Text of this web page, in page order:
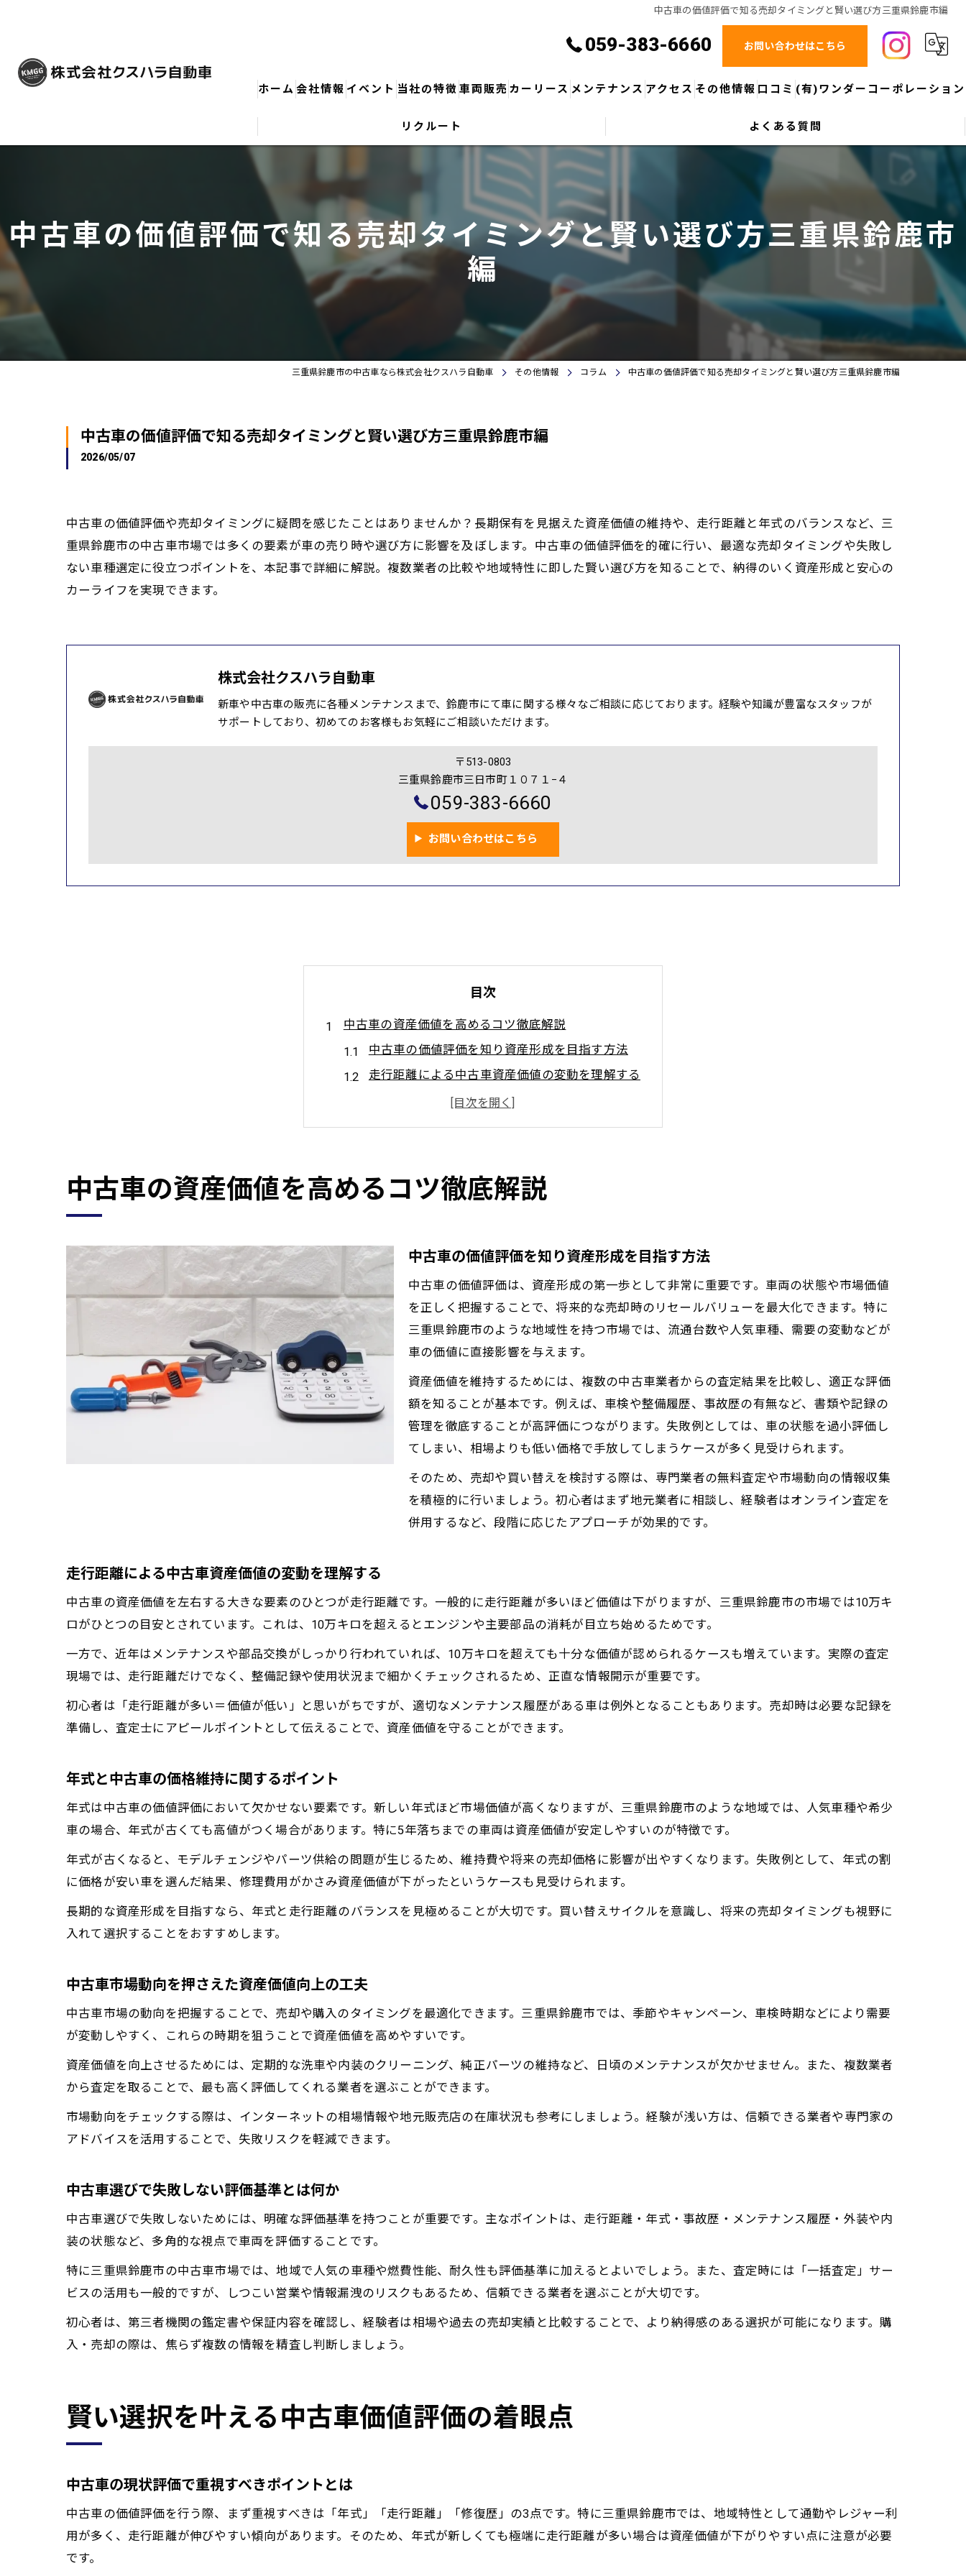
中古車の価値評価で知る売却タイミングと賢い選び方三重県鈴鹿市編
059-383-6660 お問い合わせはこちら
ホーム 会社情報 イベント 当社の特徴
保険
車検
鈑金
車両販売 カーリース メンテナンス アクセス
グループ紹介：KMG BPセンター(鈑金塗装総事業部)
その他情報
スマートフォンアプリについてのご案内
モータースポーツ応援
所有権解除についてのご案内
口コミ (有)ワンダーコーポレーション
アップガレージ鈴鹿店
アップガレージ桑名店
アップガレージ東近江店
iPhone修理アイサポ四日市店
リクルート よくある質問
中古車の価値評価で知る売却タイミングと賢い選び方三重県鈴鹿市
編
三重県鈴鹿市の中古車なら株式会社クスハラ自動車 その他情報 コラム 中古車の価値評価で知る売却タイミングと賢い選び方三重県鈴鹿市編
中古車の価値評価で知る売却タイミングと賢い選び方三重県鈴鹿市編
2026/05/07
中古車の価値評価や売却タイミングに疑問を感じたことはありませんか？長期保有を見据えた資産価値の維持や、走行距離と年式のバランスなど、三
重県鈴鹿市の中古車市場では多くの要素が車の売り時や選び方に影響を及ぼします。中古車の価値評価を的確に行い、最適な売却タイミングや失敗し
ない車種選定に役立つポイントを、本記事で詳細に解説。複数業者の比較や地域特性に即した賢い選び方を知ることで、納得のいく資産形成と安心の
カーライフを実現できます。
株式会社クスハラ自動車
新車や中古車の販売に各種メンテナンスまで、鈴鹿市にて車に関する様々なご相談に応じております。経験や知識が豊富なスタッフが
サポートしており、初めてのお客様もお気軽にご相談いただけます。
〒513-0803
三重県鈴鹿市三日市町１０７１−４
059-383-6660
お問い合わせはこちら
目次
中古車の資産価値を高めるコツ徹底解説
中古車の価値評価を知り資産形成を目指す方法
走行距離による中古車資産価値の変動を理解する
年式と中古車の価格維持に関するポイント
中古車市場動向を押さえた資産価値向上の工夫
賢い選択を叶える中古車価値評価の着眼点
中古車の現状評価で重視すべきポイントとは
評価基準から見る賢い中古車の選び方の秘訣
中古車の価値を左右する装備とグレードの違い
中古車価値評価で押さえるべき最新トレンド
売却タイミングを見極める中古車の真価とは
中古車売却のベストタイミングを見極める方法
走行距離と年式で分かる中古車売却時期の目安
中古車の価値維持に役立つ売却戦略を紹介
市場相場を活用した中古車売却の判断基準
中古車の価値が高いうちに売るためのポイント
価値を維持しやすい中古車選びの秘訣を公開
中古車選びで資産価値を守るための工夫
値落ちしにくい中古車の共通点を徹底分析
長期保有視点で中古車を選ぶ際の注意点
中古車の価値維持に役立つ保管やメンテ術
走行距離と年式が左右する中古車の実力
中古車の実力を知る走行距離と年式の関係
年式ごとの中古車価値変動を正しく理解する
走行距離別に見る中古車の寿命と売却判断
中古車価値に影響する走行距離の目安とは
中古車選びで押さえたい鈴鹿市の市場特性
中古車の価値評価で地域特性を活用する方法
鈴鹿市で賢く中古車売買するためのポイント
中古車売却時に利用したい査定比較のコツ
地元業者と中古車価値最大化の交渉テクニック
中古車の資産価値を高めるコツ徹底解説
中古車の価値評価を知り資産形成を目指す方法
中古車の価値評価は、資産形成の第一歩として非常に重要です。車両の状態や市場価値
を正しく把握することで、将来的な売却時のリセールバリューを最大化できます。特に
三重県鈴鹿市のような地域性を持つ市場では、流通台数や人気車種、需要の変動などが
車の価値に直接影響を与えます。
資産価値を維持するためには、複数の中古車業者からの査定結果を比較し、適正な評価
額を知ることが基本です。例えば、車検や整備履歴、事故歴の有無など、書類や記録の
管理を徹底することが高評価につながります。失敗例としては、車の状態を過小評価し
てしまい、相場よりも低い価格で手放してしまうケースが多く見受けられます。
そのため、売却や買い替えを検討する際は、専門業者の無料査定や市場動向の情報収集
を積極的に行いましょう。初心者はまず地元業者に相談し、経験者はオンライン査定を
併用するなど、段階に応じたアプローチが効果的です。
走行距離による中古車資産価値の変動を理解する
中古車の資産価値を左右する大きな要素のひとつが走行距離です。一般的に走行距離が多いほど価値は下がりますが、三重県鈴鹿市の市場では10万キ
ロがひとつの目安とされています。これは、10万キロを超えるとエンジンや主要部品の消耗が目立ち始めるためです。
一方で、近年はメンテナンスや部品交換がしっかり行われていれば、10万キロを超えても十分な価値が認められるケースも増えています。実際の査定
現場では、走行距離だけでなく、整備記録や使用状況まで細かくチェックされるため、正直な情報開示が重要です。
初心者は「走行距離が多い＝価値が低い」と思いがちですが、適切なメンテナンス履歴がある車は例外となることもあります。売却時は必要な記録を
準備し、査定士にアピールポイントとして伝えることで、資産価値を守ることができます。
年式と中古車の価格維持に関するポイント
年式は中古車の価値評価において欠かせない要素です。新しい年式ほど市場価値が高くなりますが、三重県鈴鹿市のような地域では、人気車種や希少
車の場合、年式が古くても高値がつく場合があります。特に5年落ちまでの車両は資産価値が安定しやすいのが特徴です。
年式が古くなると、モデルチェンジやパーツ供給の問題が生じるため、維持費や将来の売却価格に影響が出やすくなります。失敗例として、年式の割
に価格が安い車を選んだ結果、修理費用がかさみ資産価値が下がったというケースも見受けられます。
長期的な資産形成を目指すなら、年式と走行距離のバランスを見極めることが大切です。買い替えサイクルを意識し、将来の売却タイミングも視野に
入れて選択することをおすすめします。
中古車市場動向を押さえた資産価値向上の工夫
中古車市場の動向を把握することで、売却や購入のタイミングを最適化できます。三重県鈴鹿市では、季節やキャンペーン、車検時期などにより需要
が変動しやすく、これらの時期を狙うことで資産価値を高めやすいです。
資産価値を向上させるためには、定期的な洗車や内装のクリーニング、純正パーツの維持など、日頃のメンテナンスが欠かせません。また、複数業者
から査定を取ることで、最も高く評価してくれる業者を選ぶことができます。
市場動向をチェックする際は、インターネットの相場情報や地元販売店の在庫状況も参考にしましょう。経験が浅い方は、信頼できる業者や専門家の
アドバイスを活用することで、失敗リスクを軽減できます。
中古車選びで失敗しない評価基準とは何か
中古車選びで失敗しないためには、明確な評価基準を持つことが重要です。主なポイントは、走行距離・年式・事故歴・メンテナンス履歴・外装や内
装の状態など、多角的な視点で車両を評価することです。
特に三重県鈴鹿市の中古車市場では、地域で人気の車種や燃費性能、耐久性も評価基準に加えるとよいでしょう。また、査定時には「一括査定」サー
ビスの活用も一般的ですが、しつこい営業や情報漏洩のリスクもあるため、信頼できる業者を選ぶことが大切です。
初心者は、第三者機関の鑑定書や保証内容を確認し、経験者は相場や過去の売却実績と比較することで、より納得感のある選択が可能になります。購
入・売却の際は、焦らず複数の情報を精査し判断しましょう。
賢い選択を叶える中古車価値評価の着眼点
中古車の現状評価で重視すべきポイントとは
中古車の価値評価を行う際、まず重視すべきは「年式」「走行距離」「修復歴」の3点です。特に三重県鈴鹿市では、地域特性として通勤やレジャー利
用が多く、走行距離が伸びやすい傾向があります。そのため、年式が新しくても極端に走行距離が多い場合は資産価値が下がりやすい点に注意が必要
です。